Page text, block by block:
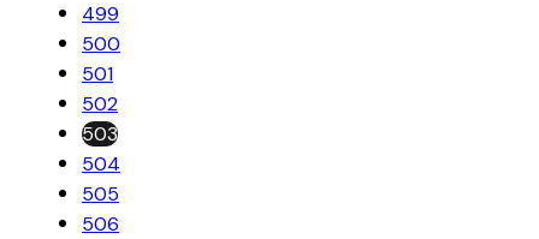
499
500
501
502
503
504
505
506